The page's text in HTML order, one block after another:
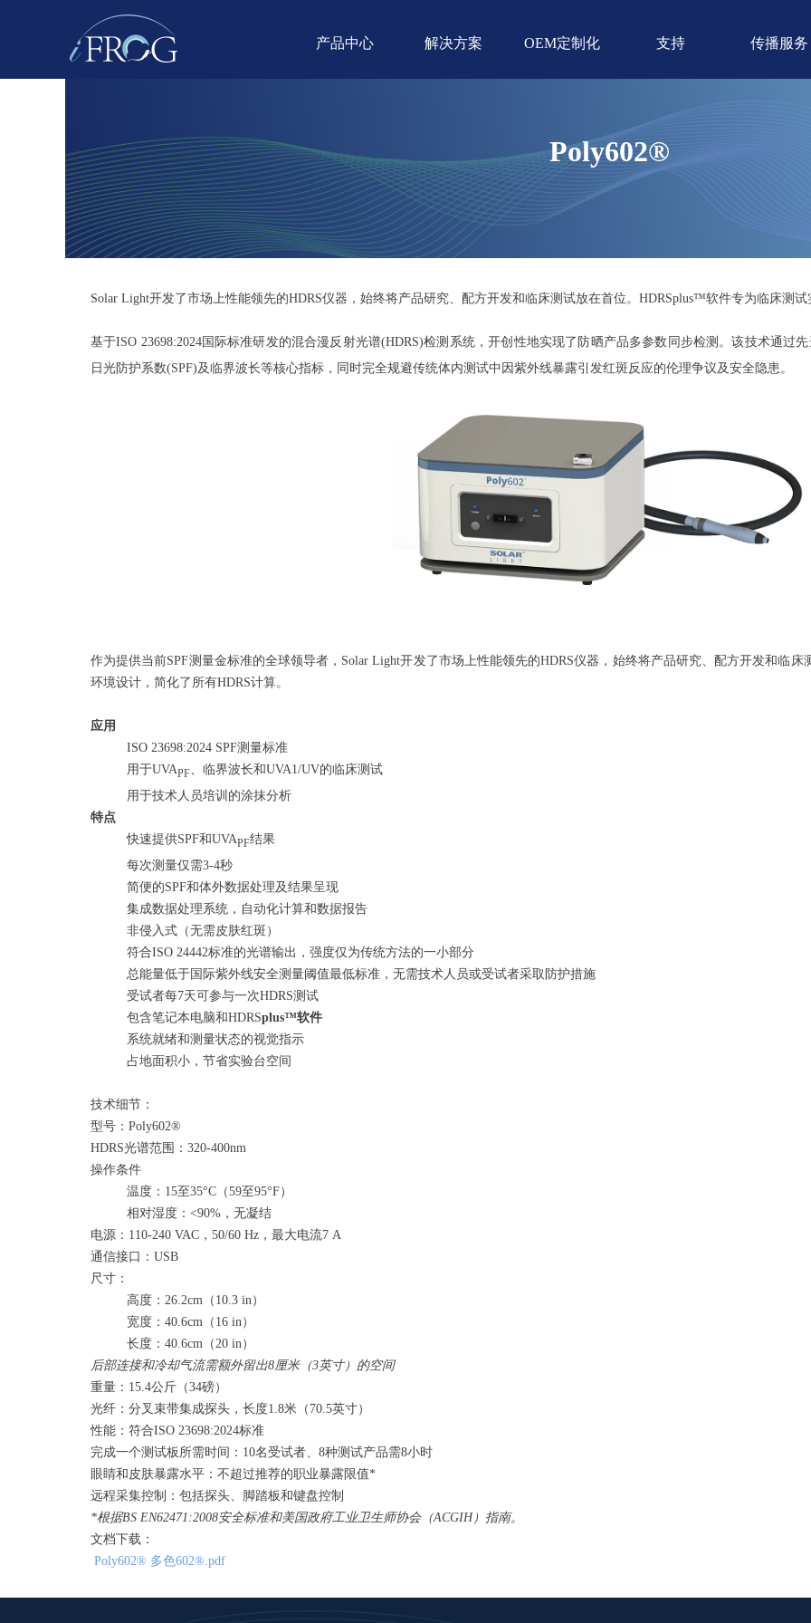
产品中心 解决方案 OEM定制化 支持 传播服务
Solar Light开发了市场上性能领先的HDRS仪器，始终将产品研究、配方开发和临床测试放在首位。HDRSplus™软件专为临床测试
基于ISO 23698:2024国际标准研发的混合漫反射光谱(HDRS)检测系统，开创性地实现了防晒产品多参数同步检测。该技术通过
日光防护系数(SPF)及临界波长等核心指标，同时完全规避传统体内测试中因紫外线暴露引发红斑反应的伦理争议及安全隐患。
作为提供当前SPF测量金标准的全球领导者，Solar Light开发了市场上性能领先的HDRS仪器，始终将产品研究、配方开发和临
环境设计，简化了所有HDRS计算。
应用
ISO 23698:2024 SPF测量标准
用于UVAPF、临界波长和UVA1/UV的临床测试
用于技术人员培训的涂抹分析
特点
快速提供SPF和UVAPF结果
每次测量仅需3-4秒
简便的SPF和体外数据处理及结果呈现
集成数据处理系统，自动化计算和数据报告
非侵入式（无需皮肤红斑）
符合ISO 24442标准的光谱输出，强度仅为传统方法的一小部分
总能量低于国际紫外线安全测量阈值最低标准，无需技术人员或受试者采取防护措施
受试者每7天可参与一次HDRS测试
包含笔记本电脑和HDRSplus™软件
系统就绪和测量状态的视觉指示
占地面积小 ，节省实验台空间
技术细节：
型号 ： Poly602®
HDRS光谱范围 ： 320-400nm
操作条件
温度： 15至35°C（59至95°F）
相对湿度： <90%，无凝结
电源 ： 110-240 VAC，50/60 Hz，最大电流7 A
通信接口 ： USB
尺寸 ：
高度： 26 2cm （ 10 .3 in ）
宽度： 40.6cm （ 16 in ）
长度： 40.6cm （ 20 in ）
后部连接和冷却气流需额外留出8厘米（3英寸）的空间
重量 ： 15.4公斤（34磅）
光纤 ： 分叉束带集成探头 ， 长度1.8米（70.5英寸）
性能 ： 符合ISO 23698:2024标准
完成一个测试板所需时间 ： 10名受试者、8种测试产品需8小时
眼睛和皮肤暴露水平 ： 不超过推荐的职业暴露限值*
远程采集控制 ： 包括探头、脚踏板和键盘控制
*根据BS EN62471:2008安全标准和美国政府工业卫生师协会（ACGIH）指南。
文档下载：
Poly602® 多色602®.pdf
Poly602®